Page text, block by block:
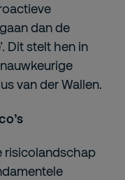
dan de
Dit stelt hen in
van der Wallen.
risicolandschap